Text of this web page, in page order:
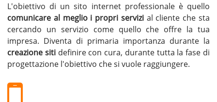
L'obiettivo di un sito internet professionale è quello
comunicare al meglio i propri servizial cliente che sta
cercando un servizio come quello che offre la tua
impresa. Diventa di primaria importanza durante la
creazione sitidefinire con cura, durante tutta la fase di
progettazione l'obiettivo che si vuole raggiungere.